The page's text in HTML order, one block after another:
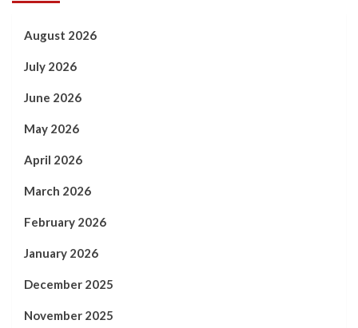
August 2026
July 2026
June 2026
May 2026
April 2026
March 2026
February 2026
January 2026
December 2025
November 2025